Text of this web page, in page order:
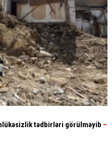
tədbirləri görülməyib –